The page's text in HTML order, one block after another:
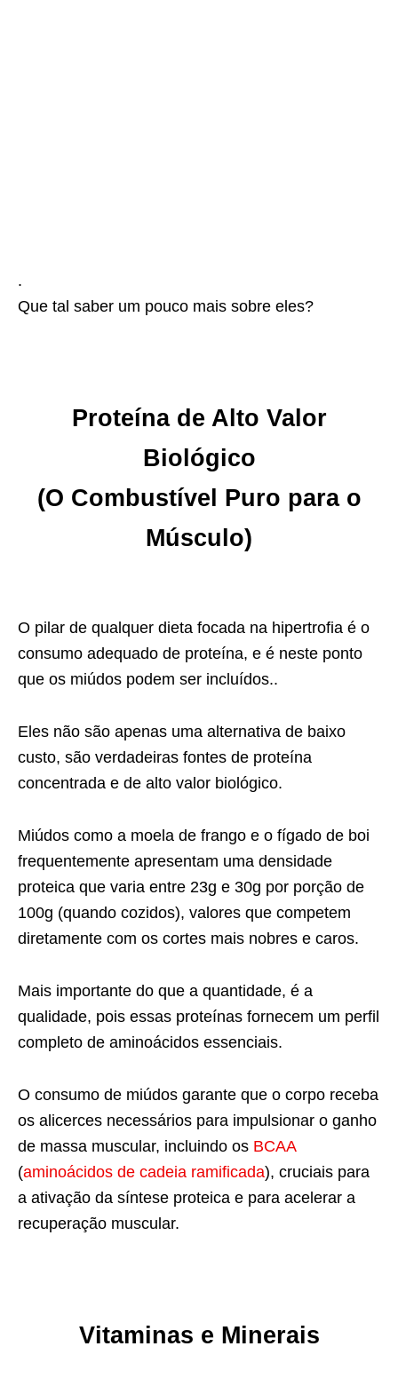
.
Que tal saber um pouco mais sobre eles?
Proteína de Alto Valor
Biológico
(O Combustível Puro para o
Músculo)
O pilar de qualquer dieta focada na hipertrofia é o
consumo adequado de proteína, e é neste ponto
que os miúdos podem ser incluídos..
Eles não são apenas uma alternativa de baixo
custo, são verdadeiras fontes de proteína
concentrada e de alto valor biológico.
Miúdos como a moela de frango e o fígado de boi
frequentemente apresentam uma densidade
proteica que varia entre 23g e 30g por porção de
100g (quando cozidos), valores que competem
diretamente com os cortes mais nobres e caros.
Mais importante do que a quantidade, é a
qualidade, pois essas proteínas fornecem um perfil
completo de aminoácidos essenciais.
O consumo de miúdos garante que o corpo receba
os alicerces necessários para impulsionar o ganho
de massa muscular, incluindo os BCAA
(aminoácidos de cadeia ramificada), cruciais para
a ativação da síntese proteica e para acelerar a
recuperação muscular.
Vitaminas e Minerais